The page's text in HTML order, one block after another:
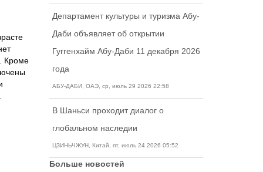
Кроме
Департамент культуры и туризма Абу-
Даби объявляет об открытии
Гуггенхайм Абу-Даби 11 декабря 2026
года
АБУ-ДАБИ, ОАЭ, ср, июль 29 2026 22:58
В Шаньси проходит диалог о
глобальном наследии
ЦЗИНЬЧЖУН, Китай, пт, июль 24 2026 05:52
Больше новостей